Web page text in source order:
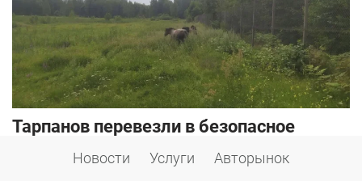
Тарпанов перевезли в безопасное
трассы М6Новости Услуги Авторынок